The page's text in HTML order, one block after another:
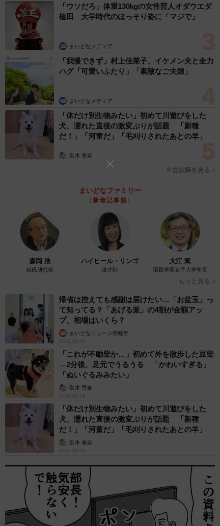
ドラマに取り入れたいと思い、『才能あふれる後輩役』を
どなたに演じていただくのがいいかと考え、伊原さんがぴ
ったりなのではないかと思いました。
実力派の後輩・秋山の入団により、USKに新風が吹く ©️NHK
伊原さんは、言わずもがな歌も踊りもお上手で、度胸も据
わっていて、舞台で映える。シビアな役柄である秋山美月
ーンは非常にピリッとします。でもカットがかかったとた
ん、すぐにみんなで笑ってキャッキャとなるんです。素顔
の伊原さんは爽やかで、本当に気配りの人です」
こうした「本物」たちが本気で取り組んだ『ブギウギ』の
さまざまな「踊り」のシーンに、ぜひ注目していきたい。
◇ ◇
『ブギウギ』
【出演】趣里 水上恒司／草彅剛 蒼井優 菊地凛子 小
雪 水川あさみ 柳葉敏郎 ほか
【主題歌】「ハッピー☆ブギ」中納良恵 さかいゆう 趣
里
【脚本】足立紳 櫻井剛
【音楽】服部隆之
【語り】高瀬耕造（NHK大阪放送局アナウンサー）
【放送時間】
「ウソだろ」体重130kgの女性芸人オダウエダ
植田 大学時代のほっそり姿に「マジで」
まいどなメディア
「我慢できず」村上佳菜子、イケメン夫と全力
ハグ「可愛いふたり」「素敵なご夫婦」
まいどなメディア
「体だけ別生物みたい」初めて川遊びをした
犬、濡れた直後の激変ぶりが話題 「新種
だ！」「河童だ」「毛刈りされたあとの羊」
梨木 香奈
６位以降を見る
まいどなファミリー
（新着記事順）
森岡 浩
姓氏研究家
ハイヒール・リンゴ
漫才師
大江 篤
園田学園女子大学学長
もっと見る
帰省は控えても感謝は届けたい…「お盆玉」っ
て知ってる？「あげる派」の4割が金額アッ
プ、相場はいくら？
まいどなニュース情報部
2026.08.09
「これが不動柴か…」初めて外を散歩した豆柴
→2分後、足元でうるうる 「かわいすぎる」
「ぬいぐるみみたい」
梨木 香奈
2026.08.09
「体だけ別生物みたい」初めて川遊びをした
犬、濡れた直後の激変ぶりが話題 「新種
だ！」「河童だ」「毛刈りされたあとの羊」
梨木 香奈
2026.08.09